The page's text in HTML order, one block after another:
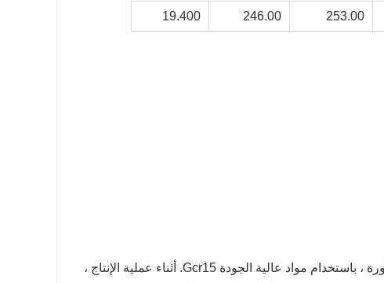
253.00
246.00
19.400
مصنعنا متخصص في إنتاج كروي 6305. لدينا معدات طحن وتجميع متطورة ، باستخدام مواد عالية الجودة Gcr15. أثناء عملية الإنتاج ،